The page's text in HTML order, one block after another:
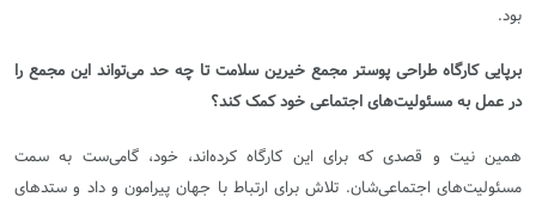
بود.
برپایی کارگاه طراحی پوستر مجمع خیرین سلامت تا چه حد می‌تواند این مجمع را
در عمل به مسئولیت‌های اجتماعی خود کمک کند؟
همین نیت و قصدی که برای این کارگاه کرده‌اند، خود، گامی‌ست به سمت
مسئولیت‌های اجتماعی‌شان. تلاش برای ارتباط با جهان پیرامون و داد و ستدهای